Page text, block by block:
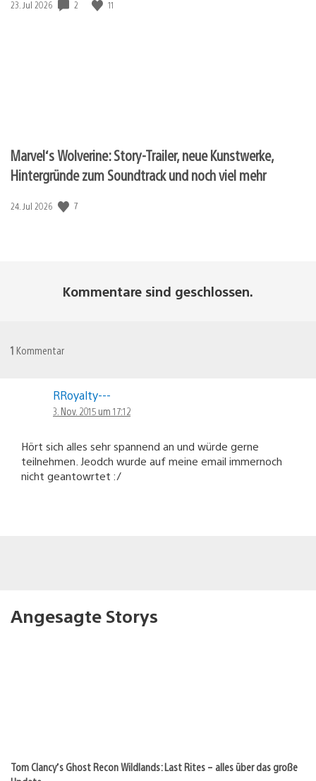
Veröffentlichungsdatum:
23. Jul 2026 2 11
Marvel‘s Wolverine: Story-Trailer, neue Kunstwerke,
Hintergründe zum Soundtrack und noch viel mehr
Veröffentlichungsdatum:
24. Jul 2026 7
Kommentare sind geschlossen.
1 Kommentar
RRoyalty---
3. Nov. 2015 um 17:12
Hört sich alles sehr spannend an und würde gerne
teilnehmen. Jeodch wurde auf meine email immernoch
nicht geantowrtet :/
Angesagte Storys
Tom Clancy’s Ghost Recon Wildlands: Last Rites – alles über das große